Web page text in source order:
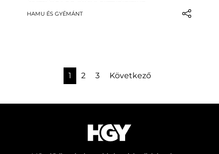
elfojtása.
HAMU ÉS GYÉMÁNT
1 2 3 Következő